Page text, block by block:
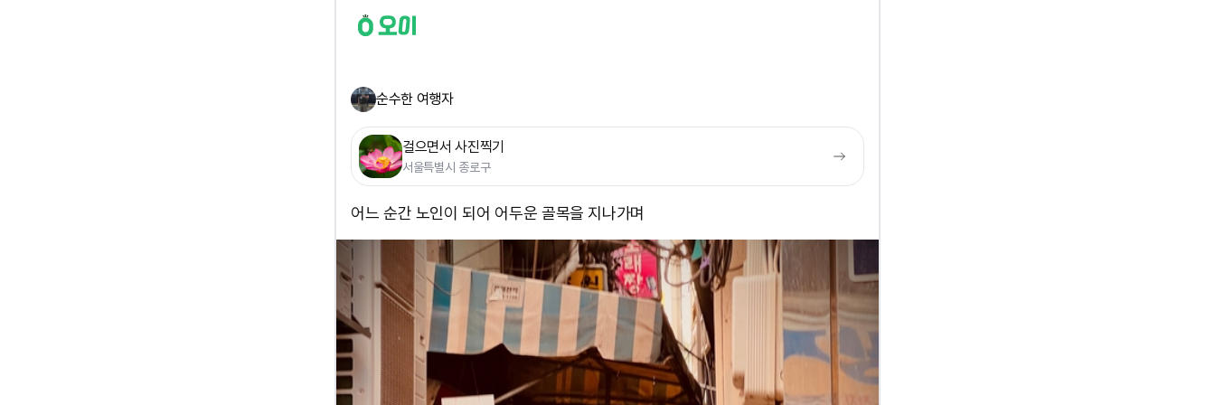
순수한 여행자
걸으면서 사진찍기
서울특별시 종로구
어느 순간 노인이 되어 어두운 골목을 지나가며